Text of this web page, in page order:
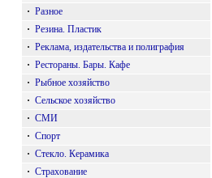
· Разное
· Резина. Пластик
· Реклама, издательства и полиграфия
· Рестораны. Бары. Кафе
· Рыбное хозяйство
· Сельское хозяйство
· СМИ
· Спорт
· Стекло. Керамика
· Страхование